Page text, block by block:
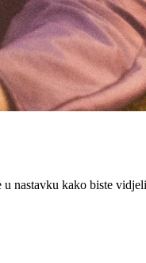
nastavku kako biste